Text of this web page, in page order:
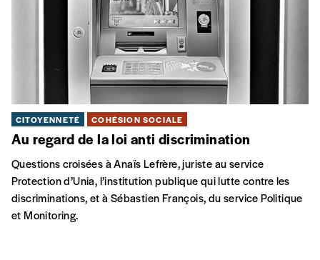
CITOYENNETÉ COHÉSION SOCIALE
Au regard de la loi anti discrimination
Questions croisées à Anaïs Lefrère, juriste au service
Protection d’Unia, l’institution publique qui lutte contre les
discriminations, et à Sébastien François, du service Politique
et Monitoring.